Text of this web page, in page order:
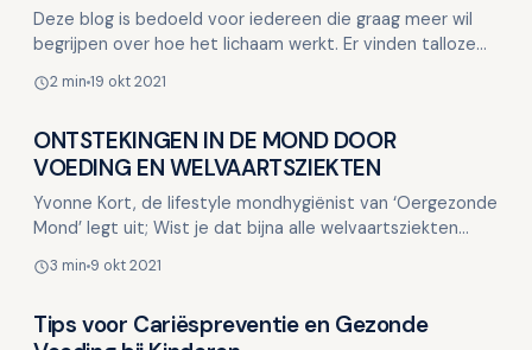
Deze blog is bedoeld voor iedereen die graag meer wil
begrijpen over hoe het lichaam werkt. Er vinden talloze
2 min 19 okt 2021
Voeding en mondgezondheid
ONTSTEKINGEN IN DE MOND DOOR
VOEDING EN WELVAARTSZIEKTEN
Yvonne Kort, de lifestyle mondhygiënist van ‘Oergezonde
Mond’ legt uit; Wist je dat bijna alle welvaartsziekten
3 min 9 okt 2021
Voeding en mondgezondheid
Tips voor Cariëspreventie en Gezonde